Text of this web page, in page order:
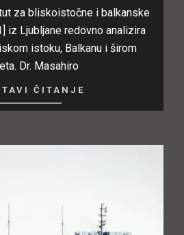
za bliskoistočne i balkanske
iz Ljubljane redovno analizira
istoku, Balkanu i širom
Dr. Masahiro
ČITANJE